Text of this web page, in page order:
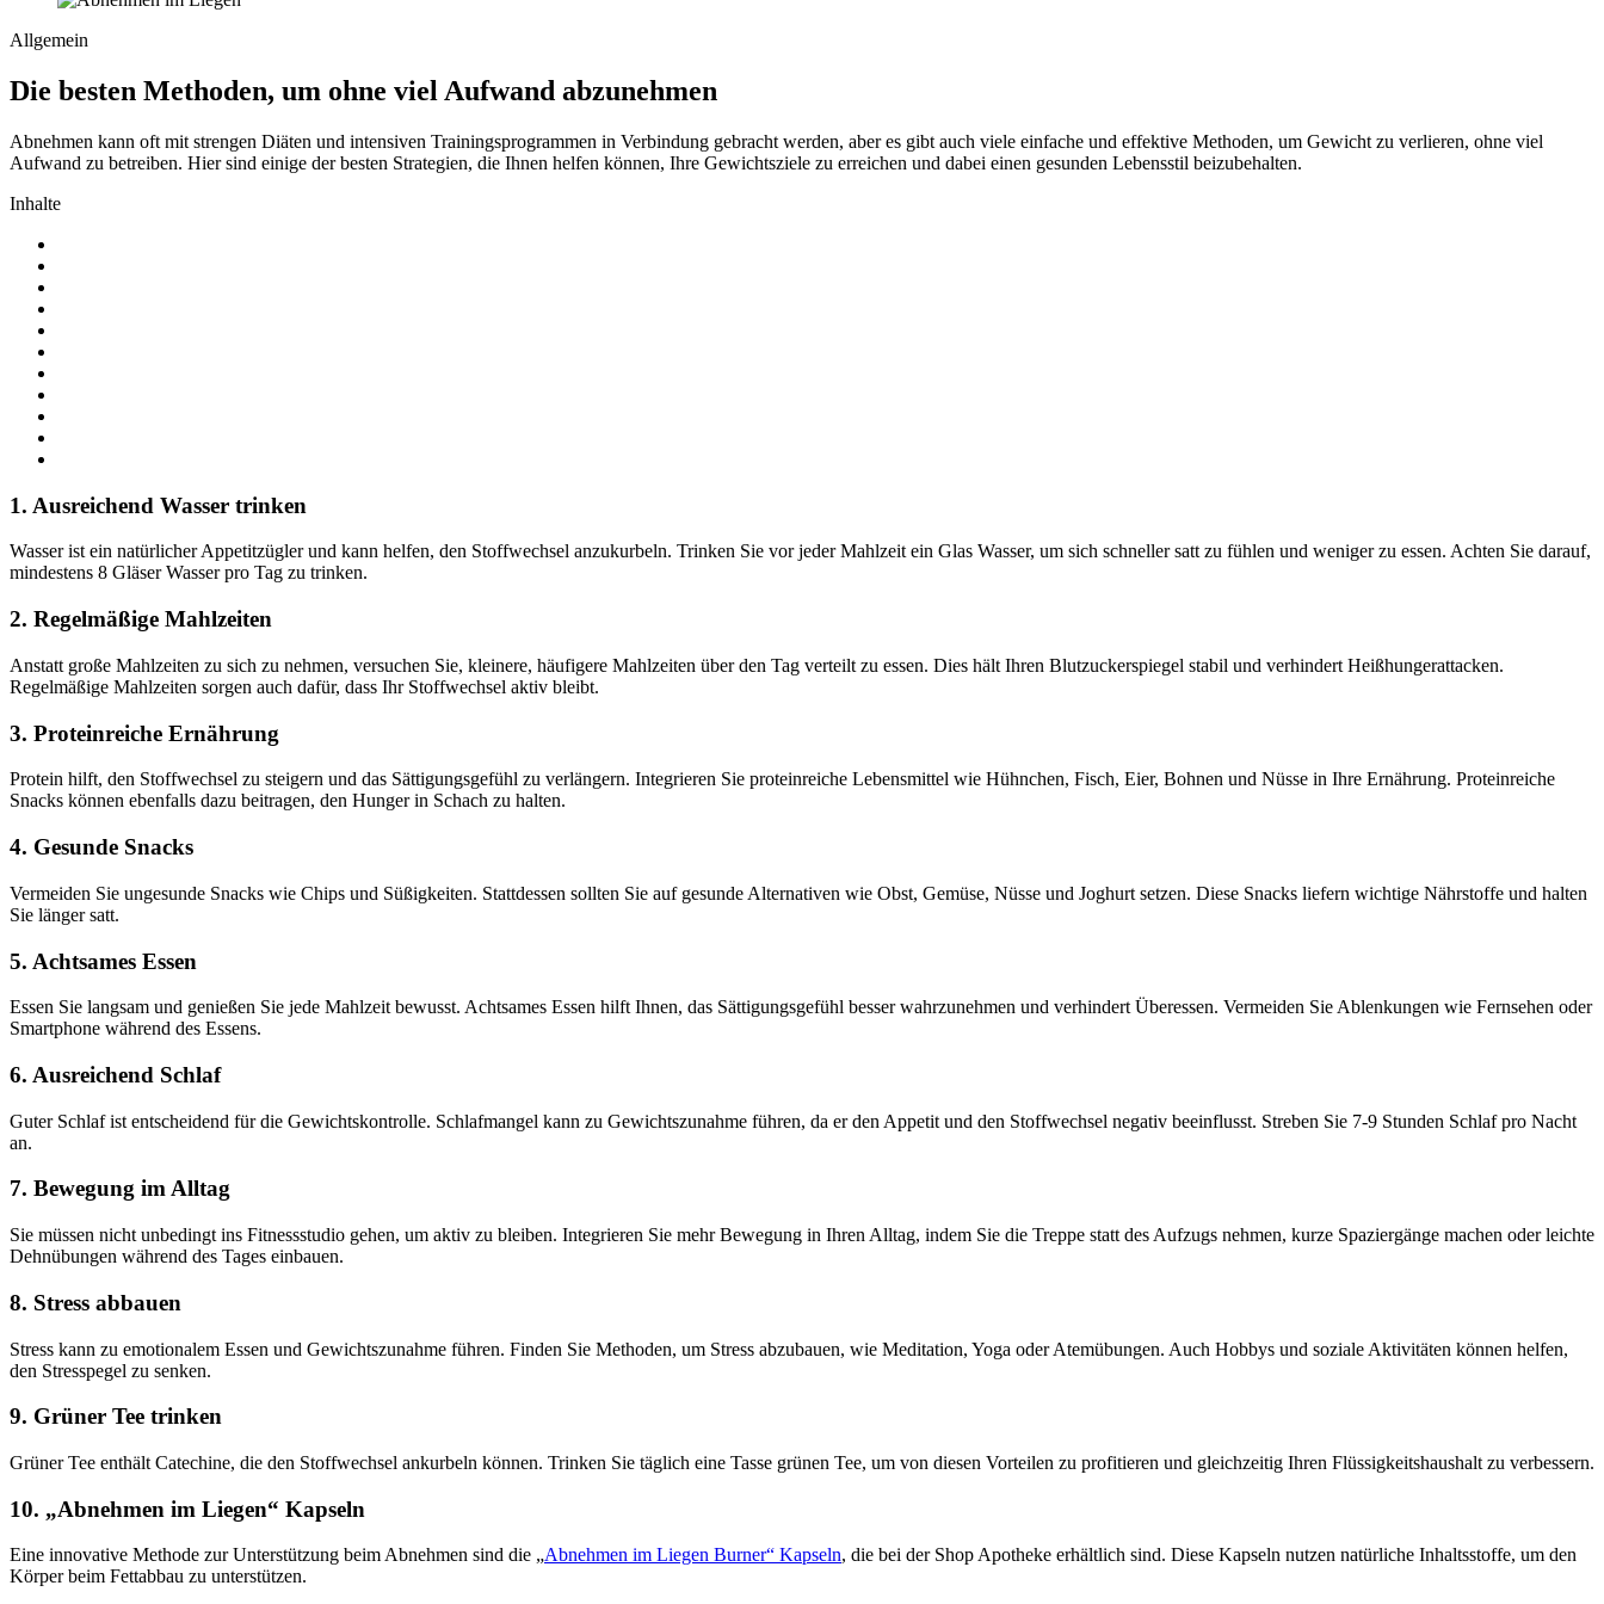
Allgemein
Die besten Methoden, um ohne viel Aufwand abzunehmen
Abnehmen kann oft mit strengen Diäten und intensiven Trainingsprogrammen in Verbindung gebracht werden, aber es gibt auch viele einfache und effektive Methoden, um Gewicht zu verlieren, ohne viel
Aufwand zu betreiben. Hier sind einige der besten Strategien, die Ihnen helfen können, Ihre Gewichtsziele zu erreichen und dabei einen gesunden Lebensstil beizubehalten.
Inhalte
1. Ausreichend Wasser trinken
Wasser ist ein natürlicher Appetitzügler und kann helfen, den Stoffwechsel anzukurbeln. Trinken Sie vor jeder Mahlzeit ein Glas Wasser, um sich schneller satt zu fühlen und weniger zu essen. Achten Sie darauf,
mindestens 8 Gläser Wasser pro Tag zu trinken.
2. Regelmäßige Mahlzeiten
Anstatt große Mahlzeiten zu sich zu nehmen, versuchen Sie, kleinere, häufigere Mahlzeiten über den Tag verteilt zu essen. Dies hält Ihren Blutzuckerspiegel stabil und verhindert Heißhungerattacken.
Regelmäßige Mahlzeiten sorgen auch dafür, dass Ihr Stoffwechsel aktiv bleibt.
3. Proteinreiche Ernährung
Protein hilft, den Stoffwechsel zu steigern und das Sättigungsgefühl zu verlängern. Integrieren Sie proteinreiche Lebensmittel wie Hühnchen, Fisch, Eier, Bohnen und Nüsse in Ihre Ernährung. Proteinreiche
Snacks können ebenfalls dazu beitragen, den Hunger in Schach zu halten.
4. Gesunde Snacks
Vermeiden Sie ungesunde Snacks wie Chips und Süßigkeiten. Stattdessen sollten Sie auf gesunde Alternativen wie Obst, Gemüse, Nüsse und Joghurt setzen. Diese Snacks liefern wichtige Nährstoffe und halten
Sie länger satt.
5. Achtsames Essen
Essen Sie langsam und genießen Sie jede Mahlzeit bewusst. Achtsames Essen hilft Ihnen, das Sättigungsgefühl besser wahrzunehmen und verhindert Überessen. Vermeiden Sie Ablenkungen wie Fernsehen oder
Smartphone während des Essens.
6. Ausreichend Schlaf
Guter Schlaf ist entscheidend für die Gewichtskontrolle. Schlafmangel kann zu Gewichtszunahme führen, da er den Appetit und den Stoffwechsel negativ beeinflusst. Streben Sie 7-9 Stunden Schlaf pro Nacht
an.
7. Bewegung im Alltag
Sie müssen nicht unbedingt ins Fitnessstudio gehen, um aktiv zu bleiben. Integrieren Sie mehr Bewegung in Ihren Alltag, indem Sie die Treppe statt des Aufzugs nehmen, kurze Spaziergänge machen oder leichte
Dehnübungen während des Tages einbauen.
8. Stress abbauen
Stress kann zu emotionalem Essen und Gewichtszunahme führen. Finden Sie Methoden, um Stress abzubauen, wie Meditation, Yoga oder Atemübungen. Auch Hobbys und soziale Aktivitäten können helfen,
den Stresspegel zu senken.
9. Grüner Tee trinken
Grüner Tee enthält Catechine, die den Stoffwechsel ankurbeln können. Trinken Sie täglich eine Tasse grünen Tee, um von diesen Vorteilen zu profitieren und gleichzeitig Ihren Flüssigkeitshaushalt zu verbessern.
10. „Abnehmen im Liegen“ Kapseln
Eine innovative Methode zur Unterstützung beim Abnehmen sind die „Abnehmen im Liegen Burner“ Kapseln, die bei der Shop Apotheke erhältlich sind. Diese Kapseln nutzen natürliche Inhaltsstoffe, um den
Körper beim Fettabbau zu unterstützen.